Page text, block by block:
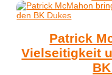
Patrick
Vielseitigkeit